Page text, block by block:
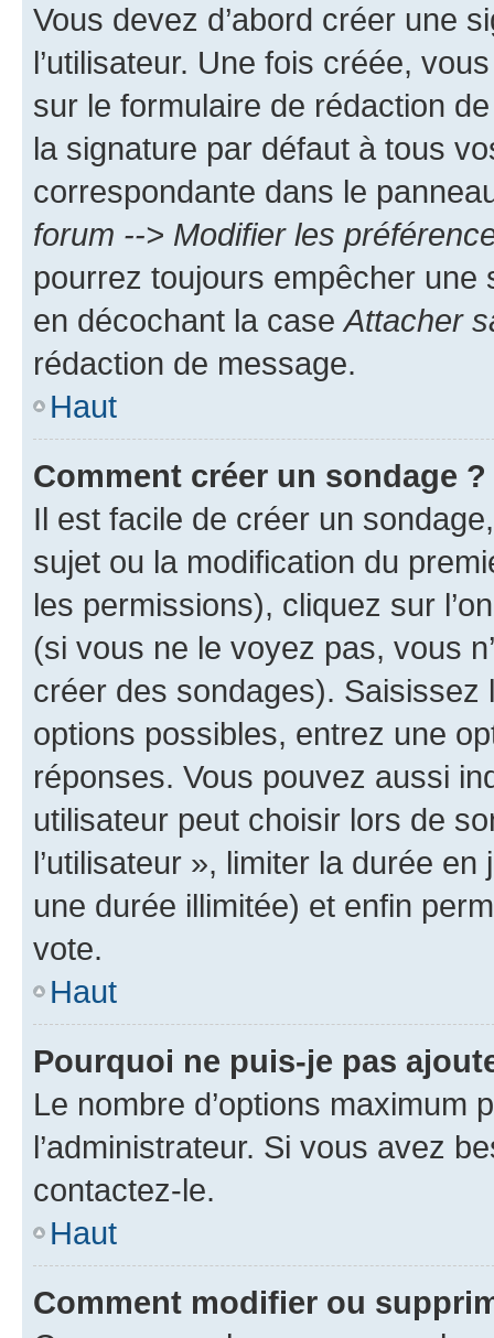
Vous devez d’abord créer une
l’utilisateur. Une fois créée,
sur le formulaire de rédaction
la signature par défaut à tous
correspondante dans le
forum --> Modifier les
pourrez toujours empêcher une
en décochant la caseAttacher
rédaction de message.
Haut
Comment créer un sondage ?
Il est facile de créer un
sujet ou la modification du
les permissions), cliquez sur
(si vous ne le voyez pas, vous
créer des sondages).
options possibles, entrez une
réponses. Vous pouvez aussi
utilisateur peut choisir lors de
l’utilisateur », limiter la durée
une durée illimitée) et enfin
vote.
Haut
Pourquoi ne puis-je pas
Le nombre d’options maximum
l’administrateur. Si vous avez
contactez-le.
Haut
Comment modifier ou